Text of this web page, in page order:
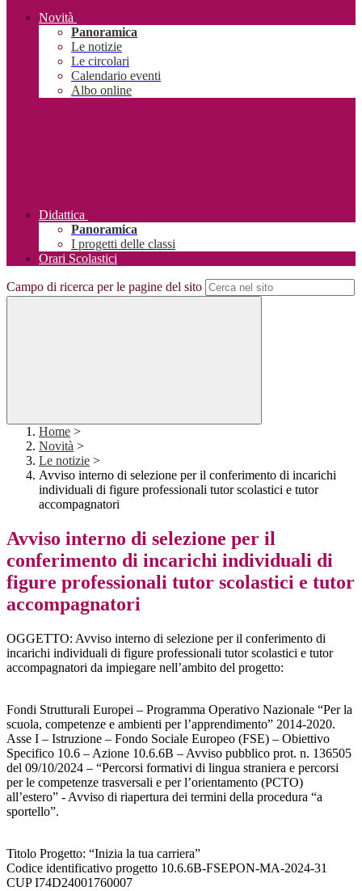
Novità
Panoramica
Le notizie
Le circolari
Calendario eventi
Albo online
Didattica
Panoramica
I progetti delle classi
Orari Scolastici
Campo di ricerca per le pagine del sito
Home >
Novità >
Le notizie >
Avviso interno di selezione per il conferimento di incarichi
individuali di figure professionali tutor scolastici e tutor
accompagnatori
Avviso interno di selezione per il
conferimento di incarichi individuali di
figure professionali tutor scolastici e tutor
accompagnatori
OGGETTO: Avviso interno di selezione per il conferimento di
incarichi individuali di figure professionali tutor scolastici e tutor
accompagnatori da impiegare nell’ambito del progetto:
Fondi Strutturali Europei – Programma Operativo Nazionale “Per la
scuola, competenze e ambienti per l’apprendimento” 2014-2020.
Asse I – Istruzione – Fondo Sociale Europeo (FSE) – Obiettivo
Specifico 10.6 – Azione 10.6.6B – Avviso pubblico prot. n. 136505
del 09/10/2024 – “Percorsi formativi di lingua straniera e percorsi
per le competenze trasversali e per l’orientamento (PCTO)
all’estero” - Avviso di riapertura dei termini della procedura “a
sportello”.
Titolo Progetto: “Inizia la tua carriera”
Codice identificativo progetto 10.6.6B-FSEPON-MA-2024-31
CUP I74D24001760007